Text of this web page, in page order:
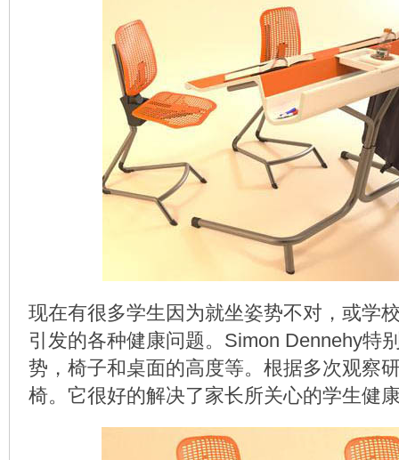
现在有很多学生因为就坐姿势不对，或学
引发的各种健康问题。Simon Dennehy特
势，椅子和桌面的高度等。根据多次观察
椅。它很好的解决了家长所关心的学生健